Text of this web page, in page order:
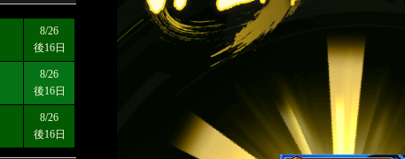
8/26
後16日
8/26
後16日
8/26
後16日